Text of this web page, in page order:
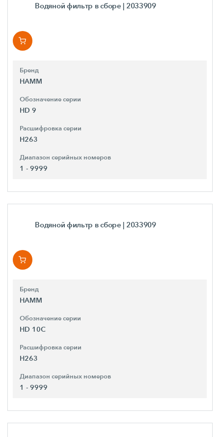
Водяной фильтр в сборе | 2033909
Бренд
HAMM
Обозначение серии
HD 9
Расшифровка серии
H263
Диапазон серийных номеров
1 - 9999
Водяной фильтр в сборе | 2033909
Бренд
HAMM
Обозначение серии
HD 10C
Расшифровка серии
H263
Диапазон серийных номеров
1 - 9999